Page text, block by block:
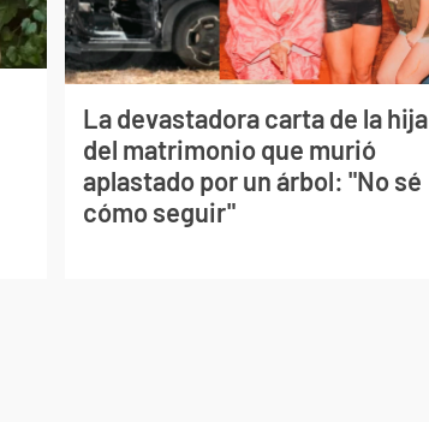
La devastadora carta de la hija
del matrimonio que murió
aplastado por un árbol: "No sé
cómo seguir"